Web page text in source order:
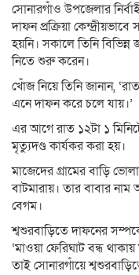
সোনারগাঁও উপজেলার
দাফন প্রক্রিয়া
হয়নি। সকালে তিনি
নিতে শুরু করেন।
খোঁজ নিয়ে তিনি জানান,
এনে দাফন করে চলে যায়।’
এর আগে রাত ১২টা ১ মিনিটে
মৃত্যুদণ্ড কার্যকর করা হয়।
মাজেদের গ্রামের বাড়ি
বাটমারায়। তার বাবার
বেগম।
শ্বশুরবাড়িতে দাফনের
‘মাওয়া ফেরিঘাট বন্ধ
তাই সোনারগাঁয়ে